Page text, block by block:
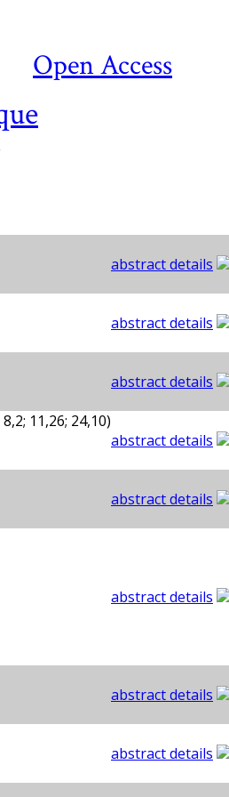
Open Access
abstract details
abstract details
abstract details
11,26; 24,10)
abstract details
abstract details
abstract details
abstract details
abstract details